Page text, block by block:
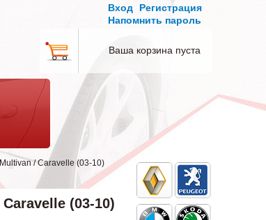
Вход
Регистрация
Напомнить пароль
Ваша корзина пуста
/ Caravelle (03-10)
(03-10)